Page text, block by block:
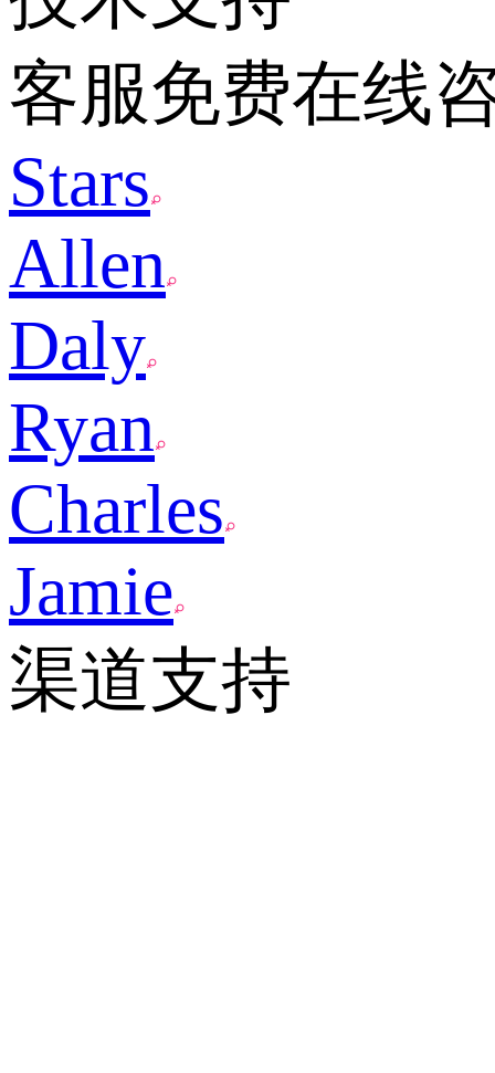
客服免费在线
Stars
Allen
Daly
Ryan
Charles
Jamie
渠道支持